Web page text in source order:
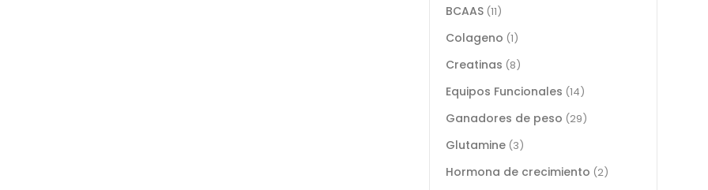
BCAAS (11)
Colageno (1)
Creatinas (8)
Equipos Funcionales (14)
Ganadores de peso (29)
Glutamine (3)
Hormona de crecimiento (2)